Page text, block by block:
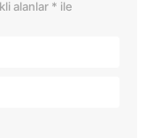
alanlar * ile